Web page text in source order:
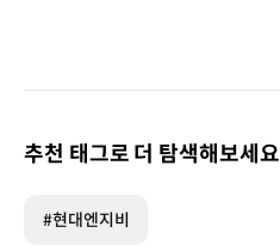
추천 태그로 더 탐색해보세요
#현대엔지비